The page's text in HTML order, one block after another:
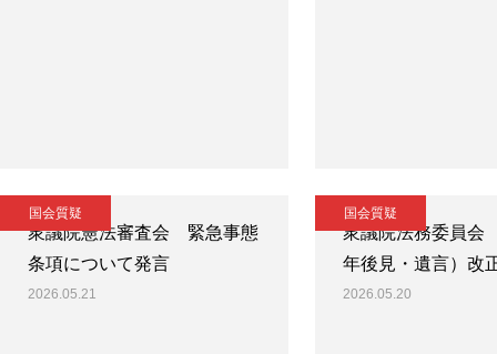
国会質疑
衆議院憲法審査会 緊急事態
条項について発言
2026.05.21
国会質疑
衆議院法務委員
年後見・遺言）改
2026.05.20